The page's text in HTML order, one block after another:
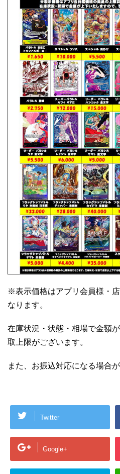
※表示価格はアプリ会員様・
なります。
在庫状況・状態・相場で金額
取上限がございます。
また、お振込対応になる場合が
Twitter
Google+